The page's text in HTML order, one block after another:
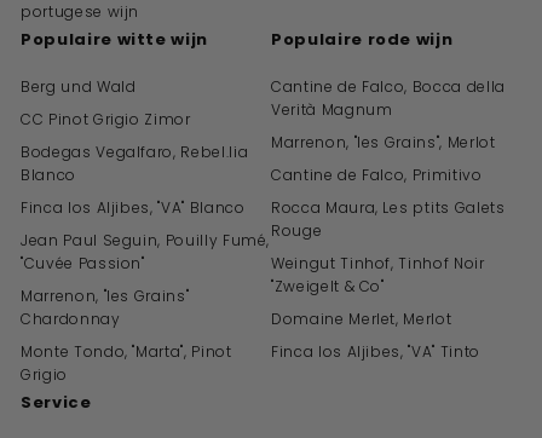
portugese wijn
Populaire witte wijn
Berg und Wald
CC Pinot Grigio Zimor
Bodegas Vegalfaro, Rebel.lia
Blanco
Finca los Aljibes, "VA" Blanco
Jean Paul Seguin, Pouilly Fumé,
"Cuvée Passion"
Marrenon, "les Grains"
Chardonnay
Monte Tondo, "Marta", Pinot
Grigio
Populaire rode wijn
Cantine de Falco, Bocca della
Verità Magnum
Marrenon, "les Grains", Merlot
Cantine de Falco, Primitivo
Rocca Maura, Les ptits Galets
Rouge
Weingut Tinhof, Tinhof Noir
"Zweigelt & Co"
Domaine Merlet, Merlot
Finca los Aljibes, "VA" Tinto
Service